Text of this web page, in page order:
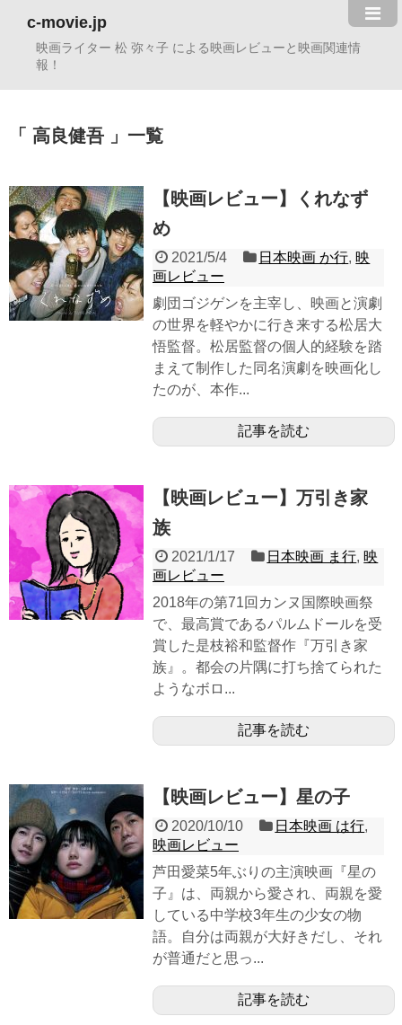
c-movie.jp
映画ライター 松 弥々子 による映画レビューと映画関連情
報！
高良健吾 一覧
【映画レビュー】くれなず
め
2021/5/4 日本映画 か行, 映
画レビュー
劇団ゴジゲンを主宰し、映画と演劇
の世界を軽やかに行き来する松居大
悟監督。松居監督の個人的経験を踏
まえて制作した同名演劇を映画化し
たのが、本作...
記事を読む
【映画レビュー】万引き家
族
2021/1/17 日本映画 ま行, 映
画レビュー
2018年の第71回カンヌ国際映画祭
で、最高賞であるパルムドールを受
賞した是枝裕和監督作『万引き家
族』。都会の片隅に打ち捨てられた
ようなボロ...
記事を読む
【映画レビュー】星の子
2020/10/10 日本映画 は行,
映画レビュー
芦田愛菜5年ぶりの主演映画『星の
子』は、両親から愛され、両親を愛
している中学校3年生の少女の物
語。自分は両親が大好きだし、それ
が普通だと思っ...
記事を読む